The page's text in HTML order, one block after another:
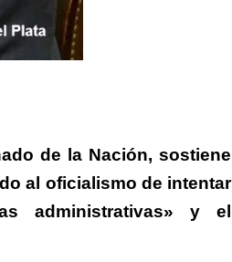
de la Nación, sostiene
al oficialismo de intentar
administrativas» y el